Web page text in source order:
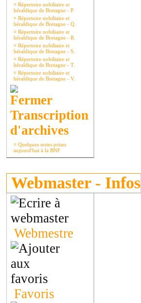
¤ Répertoire nobiliaire et
héraldique de Bretagne - P.
¤ Répertoire nobiliaire et
héraldique de Bretagne - Q.
¤ Répertoire nobiliaire et
héraldique de Bretagne - R.
¤ Répertoire nobiliaire et
héraldique de Bretagne - S.
¤ Répertoire nobiliaire et
héraldique de Bretagne - T.
¤ Répertoire nobiliaire et
héraldique de Bretagne - V.
Transcription
d'archives
¤ Quelques notes prises
aujourd'hui à la BNF
Webmaster - Infos
Webmestre
Favoris